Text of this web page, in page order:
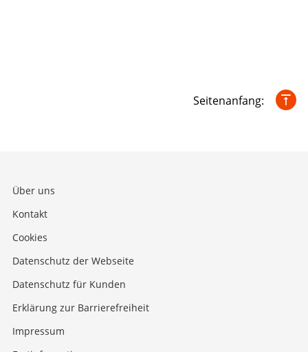
Seitenanfang:
Über uns
Kontakt
Cookies
Datenschutz der Webseite
Datenschutz für Kunden
Erklärung zur Barrierefreiheit
Impressum